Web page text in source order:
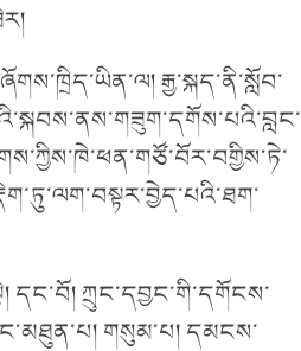
རྒྱ་སྐད་ནི་སློབ་
དང་བོ། ཀྲུང་དབྱང་གི་དགོངས་
གསུམ་པ། དམངས་